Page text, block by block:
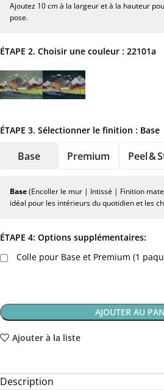
Ajoutez 10 cm à la largeur et à la hauteur
pose.
ÉTAPE 2. Choisir une couleur : 22101a
ÉTAPE 3. Sélectionner le finition : Base
Base Premium Peel &
Base(Encoller le mur | Intissé | Finition
idéal pour les intérieurs du quotidien et les
ÉTAPE 4: Options supplémentaires:
Colle pour Base et Premium (1
AJOUTER AU
Ajouter à la liste
Description